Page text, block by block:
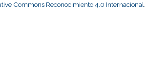
Commons Reconocimiento 4.0 Internacional